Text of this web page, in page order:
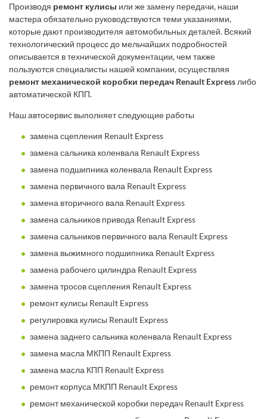
Производя ремонт кулисы или же замену передачи, наши
мастера обязательно руководствуются теми указаниями,
которые дают производителя автомобильных деталей. Всякий
технологический процесс до мельчайших подробностей
описывается в технической документации, чем также
пользуются специалисты нашей компании, осуществляя
ремонт механической коробки передач Renault Express либо
автоматической КПП.
Наш автосервис выполняет следующие работы
замена сцепления Renault Express
замена сальника коленвала Renault Express
замена подшипника коленвала Renault Express
замена первичного вала Renault Express
замена вторичного вала Renault Express
замена сальников привода Renault Express
замена сальников первичного вала Renault Express
замена выжимного подшипника Renault Express
замена рабочего цилиндра Renault Express
замена тросов сцепления Renault Express
ремонт кулисы Renault Express
регулировка кулисы Renault Express
замена заднего сальника коленвала Renault Express
замена масла МКПП Renault Express
замена масла КПП Renault Express
ремонт корпуса МКПП Renault Express
ремонт механической коробки передач Renault Express